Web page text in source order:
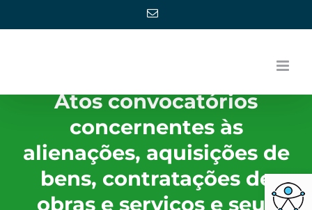
Barra de
E-
Atos convocatórios
concernentes às
alienações, aquisições de
bens, contratações de
obras e serviços e seus